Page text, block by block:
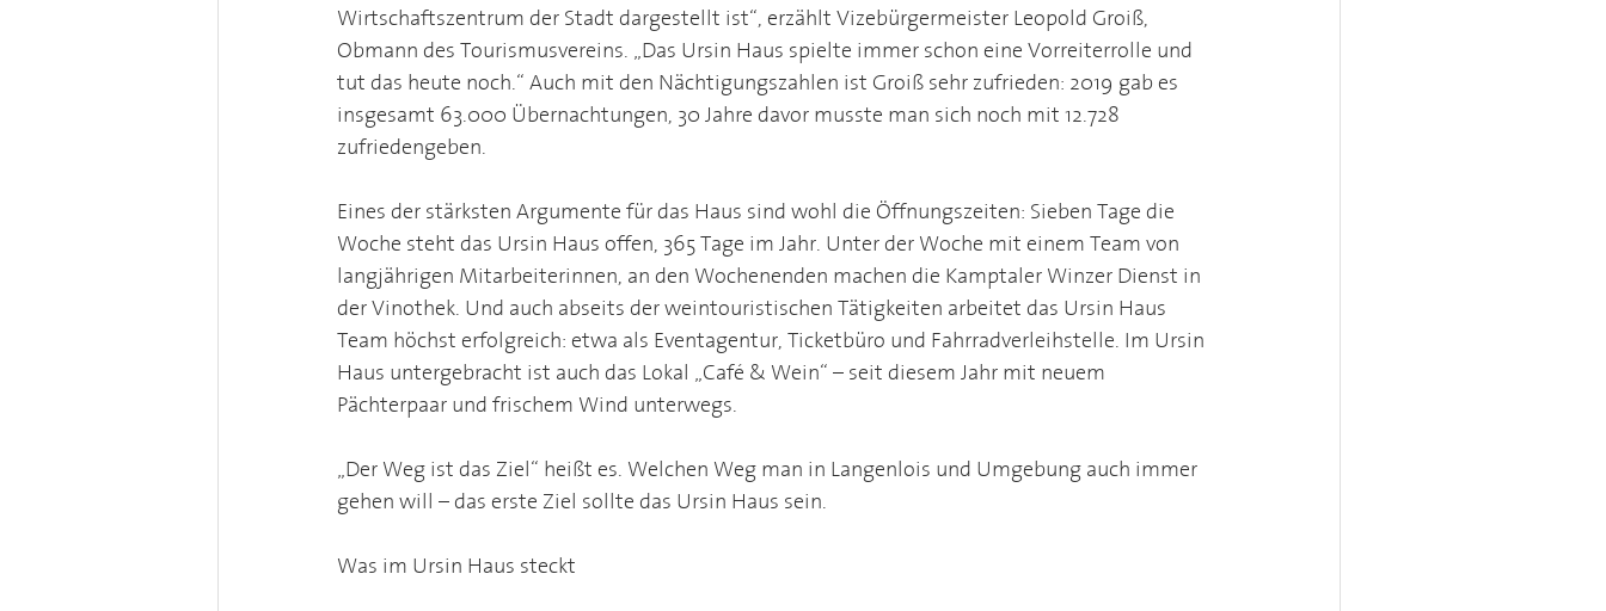
Wirtschaftszentrum der Stadt dargestellt ist“, erzählt Vizebürgermeister Leopold Groiß,
Obmann des Tourismusvereins. „Das Ursin Haus spielte immer schon eine Vorreiterrolle und
tut das heute noch.“ Auch mit den Nächtigungszahlen ist Groiß sehr zufrieden: 2019 gab es
insgesamt 63.000 Übernachtungen, 30 Jahre davor musste man sich noch mit 12.728
zufriedengeben.
Eines der stärksten Argumente für das Haus sind wohl die Öffnungszeiten: Sieben Tage die
Woche steht das Ursin Haus offen, 365 Tage im Jahr. Unter der Woche mit einem Team von
langjährigen Mitarbeiterinnen, an den Wochenenden machen die Kamptaler Winzer Dienst in
der Vinothek. Und auch abseits der weintouristischen Tätigkeiten arbeitet das Ursin Haus
Team höchst erfolgreich: etwa als Eventagentur, Ticketbüro und Fahrradverleihstelle. Im Ursin
Haus untergebracht ist auch das Lokal „Café & Wein“ – seit diesem Jahr mit neuem
Pächterpaar und frischem Wind unterwegs.
„Der Weg ist das Ziel“ heißt es. Welchen Weg man in Langenlois und Umgebung auch immer
gehen will – das erste Ziel sollte das Ursin Haus sein.
Was im Ursin Haus steckt